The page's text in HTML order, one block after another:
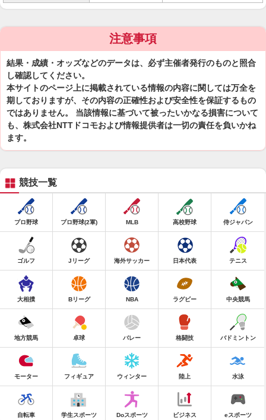
注意事項
結果・成績・オッズなどのデータは、必ず主催者発行のものと照合
し確認してください。
本サイトのページ上に掲載されている情報の内容に関しては万全を
期しておりますが、その内容の正確性および安全性を保証するもの
ではありません。 当該情報に基づいて被ったいかなる損害について
も、株式会社NTTドコモおよび情報提供者は一切の責任を負いかね
ます。
競技一覧
プロ野球 プロ野球(2軍) MLB 高校野球 侍ジャパン
ゴルフ Jリーグ 海外サッカー 日本代表 テニス
大相撲 Bリーグ NBA ラグビー 中央競馬
地方競馬 卓球 バレー 格闘技 バドミントン
モーター フィギュア ウィンター 陸上 水泳
自転車 学生スポーツ Doスポーツ ビジネス eスポーツ